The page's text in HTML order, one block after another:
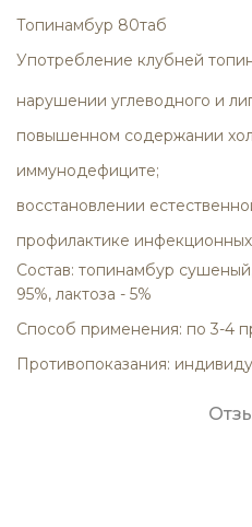
Топинамбур 80таб
Употребление клубней
нарушении углеводного и
повышенном содержании
иммунодефиците;
восстановлении
профилактике
Состав: топинамбур
95%, лактоза - 5%
Способ применения: по 3-4
Противопоказания: